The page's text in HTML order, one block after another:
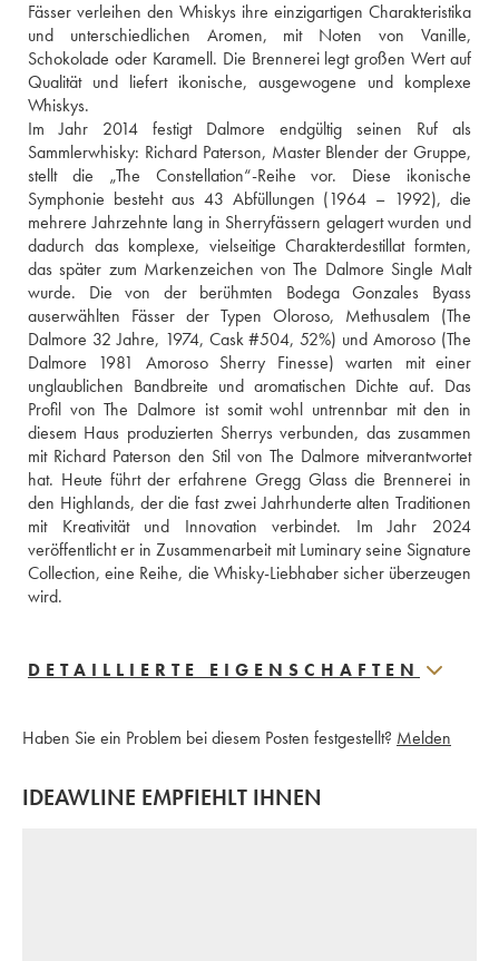
Fässer verleihen den Whiskys ihre einzigartigen Charakteristika
und unterschiedlichen Aromen, mit Noten von Vanille,
Schokolade oder Karamell. Die Brennerei legt großen Wert auf
Qualität und liefert ikonische, ausgewogene und komplexe
Whiskys.
Im Jahr 2014 festigt Dalmore endgültig seinen Ruf als
Sammlerwhisky: Richard Paterson, Master Blender der Gruppe,
stellt die „The Constellation“-Reihe vor. Diese ikonische
Symphonie besteht aus 43 Abfüllungen (1964 – 1992), die
mehrere Jahrzehnte lang in Sherryfässern gelagert wurden und
dadurch das komplexe, vielseitige Charakterdestillat formten,
das später zum Markenzeichen von The Dalmore Single Malt
wurde. Die von der berühmten Bodega Gonzales Byass
auserwählten Fässer der Typen Oloroso, Methusalem (The
Dalmore 32 Jahre, 1974, Cask #504, 52%) und Amoroso (The
Dalmore 1981 Amoroso Sherry Finesse) warten mit einer
unglaublichen Bandbreite und aromatischen Dichte auf. Das
Profil von The Dalmore ist somit wohl untrennbar mit den in
diesem Haus produzierten Sherrys verbunden, das zusammen
mit Richard Paterson den Stil von The Dalmore mitverantwortet
hat. Heute führt der erfahrene Gregg Glass die Brennerei in
den Highlands, der die fast zwei Jahrhunderte alten Traditionen
mit Kreativität und Innovation verbindet. Im Jahr 2024
veröffentlicht er in Zusammenarbeit mit Luminary seine Signature
Collection, eine Reihe, die Whisky-Liebhaber sicher überzeugen
wird.
DETAILLIERTE EIGENSCHAFTEN
Haben Sie ein Problem bei diesem Posten festgestellt? Melden
IDEAWLINE EMPFIEHLT IHNEN